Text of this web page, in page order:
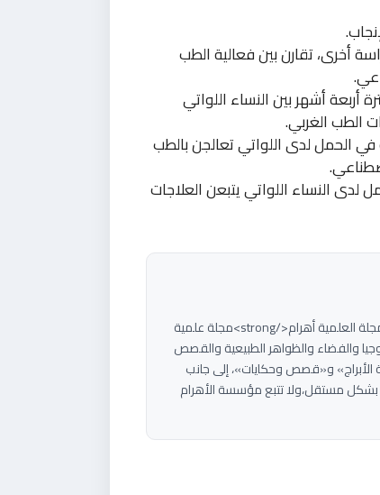
الباحثون في الدراسة الجديدة 8 تجارب سريرية و13 دراسة أخرى، تقارن بين فعالية الطب
على مدى فترة أربعة أشهر بين النساء اللواتي
الطب الغربي.
أخرى شملت 616 امرأة ارتفاعاً نسبته 50 بالمئة في الحمل لدى اللواتي تعالجن بالطب
النساء اللواتي يتبعن العلاجات
<strong>هاني سلام</strong><strong>مؤسس ورئيس تحرير المجلة العلمية أهرام</strong>مجلة علمية
العلوم والتكنولوجيا والفضاء والظواهر الطبيعية والقصص
و«قصص وحكايات»، إلى جانب
مستقل،ولا تتبع مؤسسة الأهرام